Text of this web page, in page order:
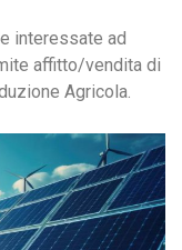
interessate ad
affitto/vendita di
Agricola.